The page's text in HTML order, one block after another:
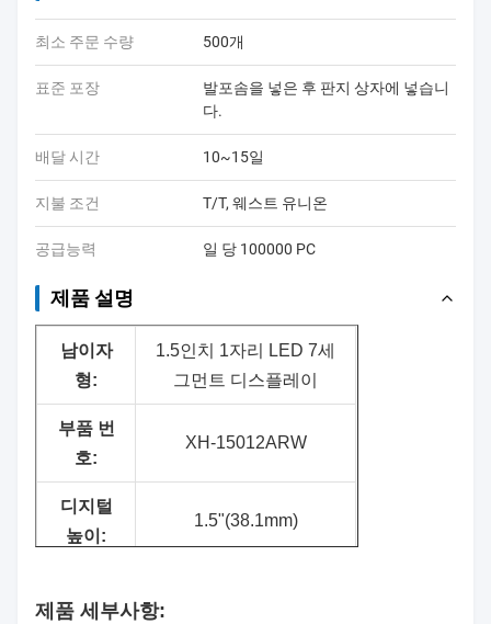
최소 주문 수량 500개
표준 포장
발포솜을 넣은 후 판지 상자에 넣습니
다.
배달 시간 10~15일
지불 조건 T/T, 웨스트 유니온
공급능력 일 당 100000 PC
제품 설명
남이자
형:
1.5인치 1자리 LED 7세
그먼트 디스플레이
부품 번
호:
XH-15012ARW
디지털
높이:
1.5"(38.1mm)
상:
제품 세부사항: